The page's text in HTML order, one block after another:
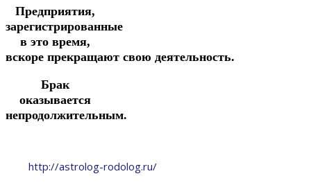
Предприятия,
зарегистрированные
в это время,
вскоре прекращают свою деятельность.
Брак
оказывается
непродолжительным.
http://astrolog-rodolog.ru/